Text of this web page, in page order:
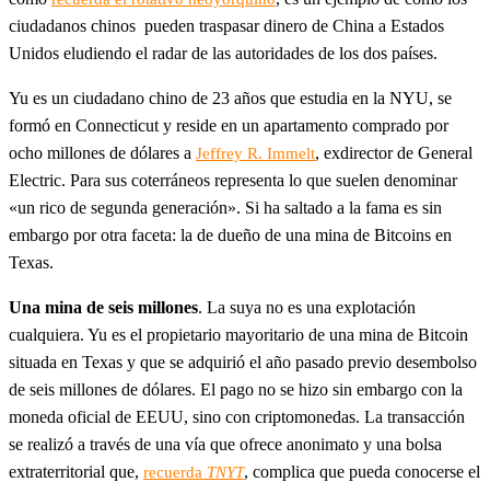
ciudadanos chinos pueden traspasar dinero de China a Estados
Unidos eludiendo el radar de las autoridades de los dos países.
Yu es un ciudadano chino de 23 años que estudia en la NYU, se
formó en Connecticut y reside en un apartamento comprado por
ocho millones de dólares a Jeffrey R. Immelt, exdirector de General
Electric. Para sus coterráneos representa lo que suelen denominar
«un rico de segunda generación». Si ha saltado a la fama es sin
embargo por otra faceta: la de dueño de una mina de Bitcoins en
Texas.
Una mina de seis millones. La suya no es una explotación
cualquiera. Yu es el propietario mayoritario de una mina de Bitcoin
situada en Texas y que se adquirió el año pasado previo desembolso
de seis millones de dólares. El pago no se hizo sin embargo con la
moneda oficial de EEUU, sino con criptomonedas. La transacción
se realizó a través de una vía que ofrece anonimato y una bolsa
extraterritorial que, recuerda TNYT, complica que pueda conocerse el